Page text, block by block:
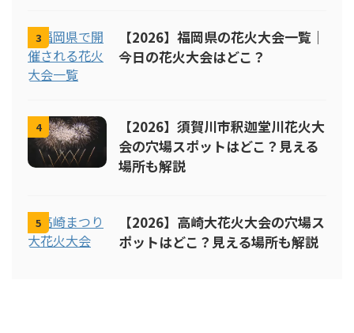
3
【2026】福岡県の花火大会一覧｜
今日の花火大会はどこ？
4
【2026】須賀川市釈迦堂川花火大
会の穴場スポットはどこ？見える
場所も解説
5
【2026】高崎大花火大会の穴場ス
ポットはどこ？見える場所も解説